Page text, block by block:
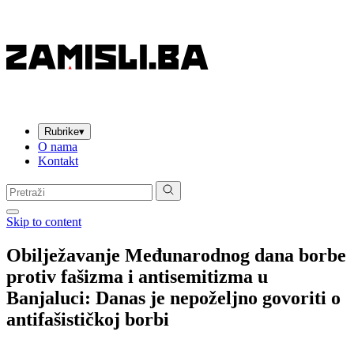
Rubrike▾
O nama
Kontakt
Pretraga:
Skip to content
Obilježavanje Međunarodnog dana borbe
protiv fašizma i antisemitizma u
Banjaluci: Danas je nepoželjno govoriti o
antifašističkoj borbi